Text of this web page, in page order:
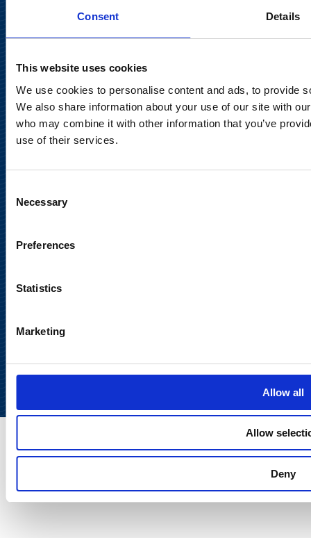
Consent Details
This website uses cookies
We use cookies to personalise content and ads, to provide
We also share information about your use of our site with
who may combine it with other information that you’ve
use of their services.
Selection
Necessary
Preferences
Statistics
Marketing
Allow all
Allow
Deny
02150 Espoo
communications@suominencorp.com
Tietosuojaseloste